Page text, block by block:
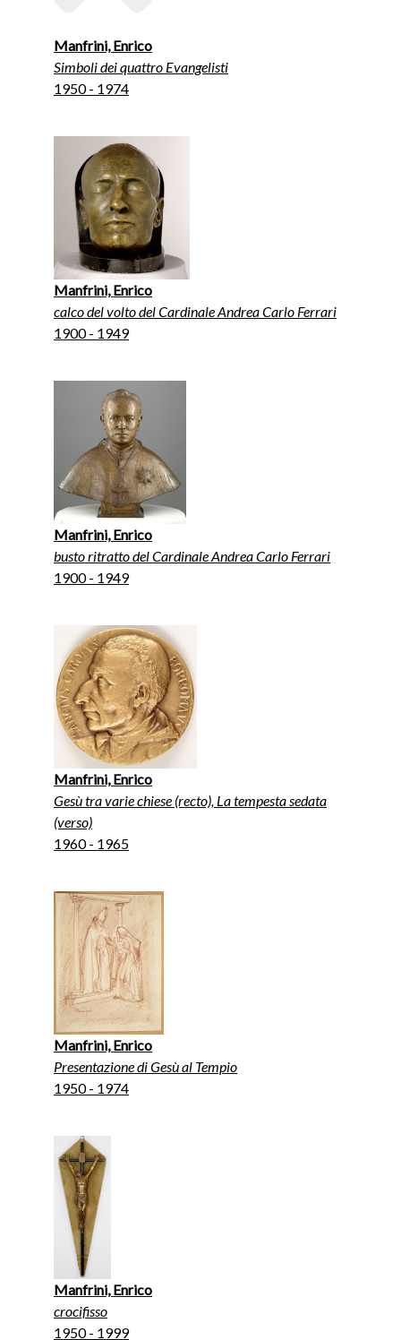
Manfrini, Enrico
Simboli dei quattro Evangelisti
1950 - 1974
Manfrini, Enrico
calco del volto del Cardinale Andrea Carlo Ferrari
1900 - 1949
Manfrini, Enrico
busto ritratto del Cardinale Andrea Carlo Ferrari
1900 - 1949
Manfrini, Enrico
Gesù tra varie chiese (recto), La tempesta sedata
(verso)
1960 - 1965
Manfrini, Enrico
Presentazione di Gesù al Tempio
1950 - 1974
Manfrini, Enrico
crocifisso
1950 - 1999